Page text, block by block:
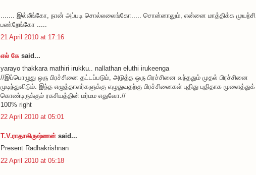
....... இல்லீங்கோ, நான் அப்படி சொல்லலைங்கோ..... சொன்னாலும், என்னை மாத்திக்க முயற்சி
பண்றேங்கோ .....
21 April 2010 at 17:16
எல் கே said...
yarayo thakkara mathiri irukku.. nallathan eluthi irukeenga
//இப்பொழுது ஒரு பிரச்சினை தட்டப்படும், அடுத்த ஒரு பிரச்சினை வந்ததும் முதல் பிரச்சினை
முடிந்துவிடும். இந்த எழுத்தாளர்களுக்கு எழுதுவதற்கு பிரச்சினைகள் புதிது புதிதாக முளைத்துக்
கொண்டிருக்கும் ரகசியத்தின் மர்மம எதுவோ.//
100% right
22 April 2010 at 05:01
T.V.ராதாகிருஷ்ணன் said...
Present Radhakrishnan
22 April 2010 at 05:18